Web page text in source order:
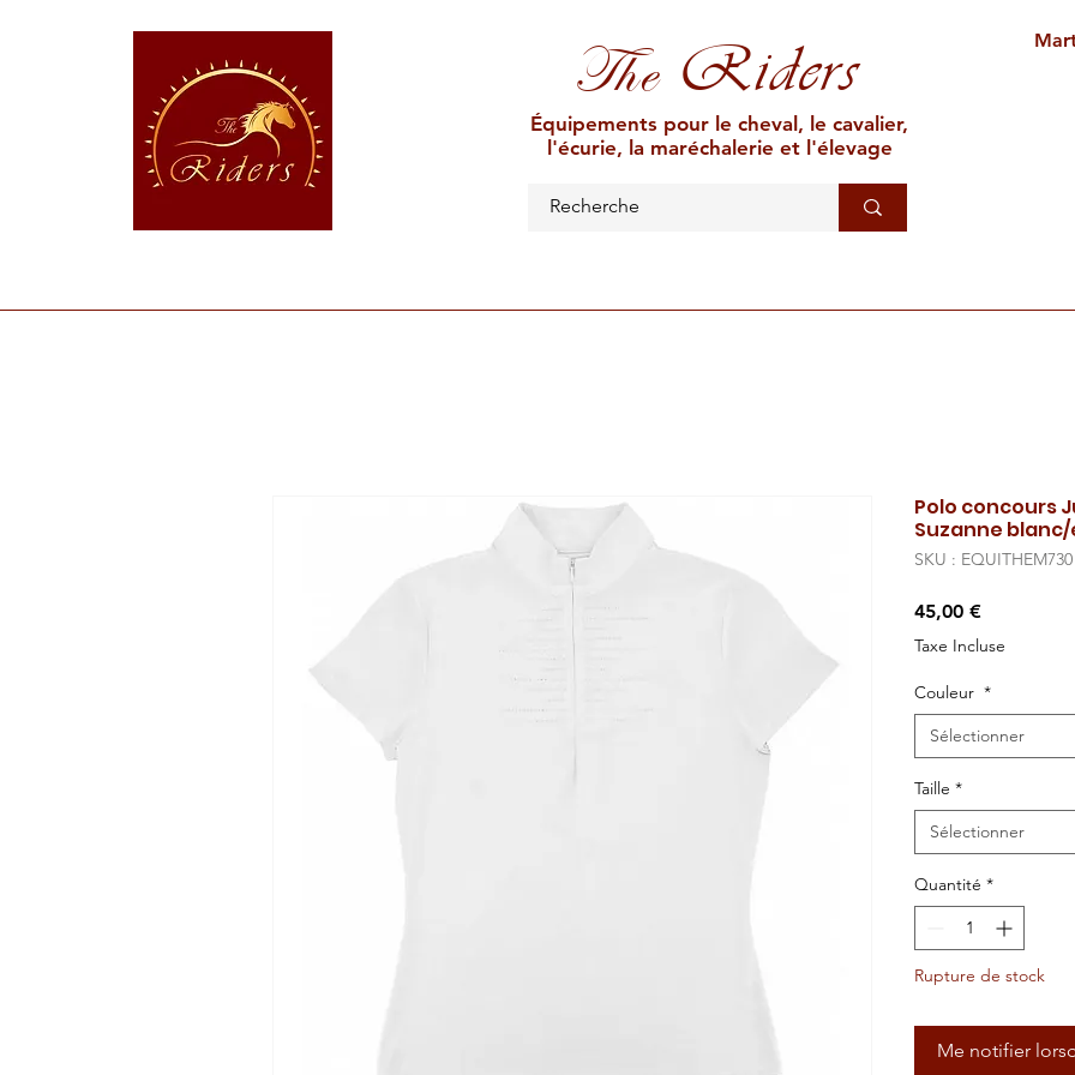
TheRiders
Équipements pour le cheval, le cavalier,
l'écurie, la maréchalerie et l'élevage
Polo concours
Suzanne
SKU : EQUITHEM730
45,00 €Prix
Taxe Incluse
Couleur *
Sélectionner
Taille *
Sélectionner
Quantité *
Rupture de stock
Me notifier